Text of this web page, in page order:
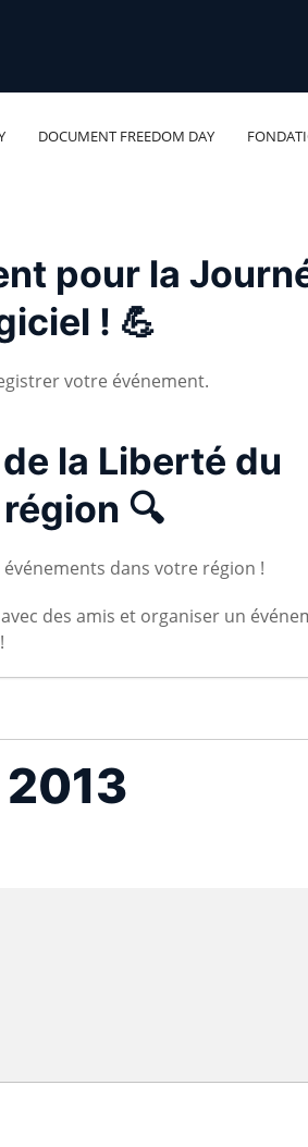
DOCUMENT FREEDOM DAY
pour la
! 💪
votre événement.
la Liberté du
🔍
dans votre région !
des amis et organiser un